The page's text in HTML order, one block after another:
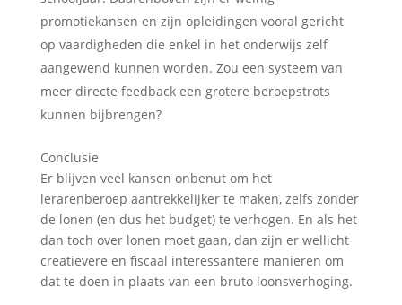
promotiekansen en zijn opleidingen vooral gericht
op vaardigheden die enkel in het onderwijs zelf
aangewend kunnen worden. Zou een systeem van
meer directe feedback een grotere beroepstrots
kunnen bijbrengen?
Conclusie
Er blijven veel kansen onbenut om het
lerarenberoep aantrekkelijker te maken, zelfs zonder
de lonen (en dus het budget) te verhogen. En als het
dan toch over lonen moet gaan, dan zijn er wellicht
creatievere en fiscaal interessantere manieren om
dat te doen in plaats van een bruto loonsverhoging.